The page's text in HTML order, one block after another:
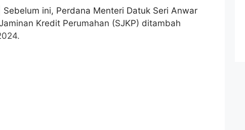
ini, Perdana Menteri Datuk Seri Anwar
Kredit Perumahan (SJKP) ditambah